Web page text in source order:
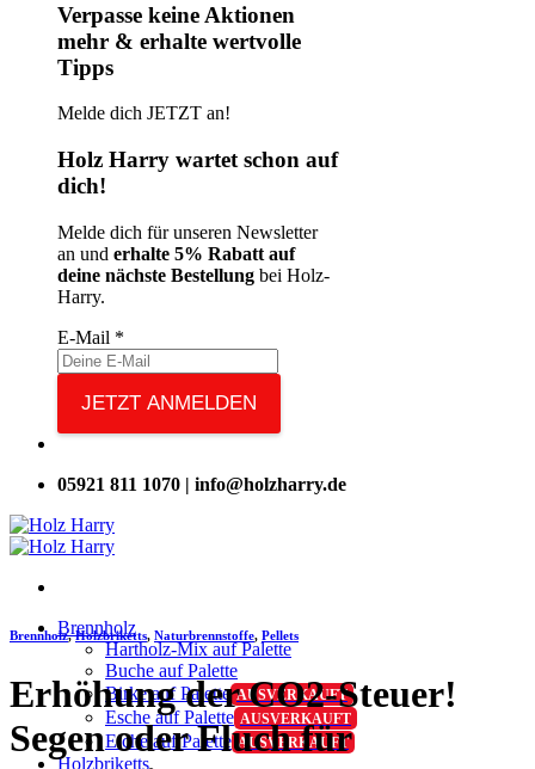
Verpasse keine Aktionen
mehr & erhalte wertvolle
Tipps
Melde dich JETZT an!
Holz Harry wartet schon auf
dich!
Melde dich für unseren Newsletter
an und erhalte 5% Rabatt auf
deine nächste Bestellung bei Holz-
Harry.
E-Mail *
JETZT ANMELDEN
05921 811 1070 | info@holzharry.de
Brennholz
Hartholz-Mix auf Palette
Buche auf Palette
Birke auf Palette
Esche auf Palette
Eiche auf Palette
Holzbriketts
Brennholz,Holzbriketts, Naturbrennstoffe, Pellets
Erhöhung der CO2-Steuer!
Segen oder Fluch für